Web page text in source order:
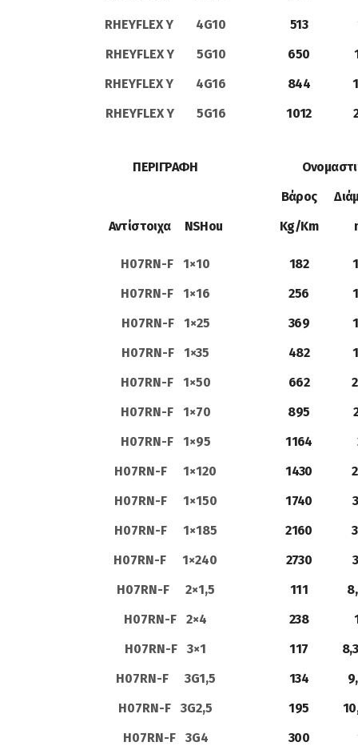
RHEYFLEX Y 4G10
513
RHEYFLEX Y 5G10
650
RHEYFLEX Y 4G16
844
RHEYFLEX Y 5G16
1012
ΠΕΡΙΓΡΑΦΗ
Βάρος
Αντίστοιχα NSHou
Kg/Km
H07RN-F 1×10 182
H07RN-F 1×16
256
H07RN-F 1×25
369
H07RN-F 1×35
482
H07RN-F 1×50
662
H07RN-F 1×70
895
H07RN-F 1×95
1164
H07RN-F 1×120
1430
H07RN-F 1×150
1740
H07RN-F 1×185
2160
H07RN-F 1×240
2730
H07RN-F 2×1,5
111
H07RN-F 2×4
238
H07RN-F 3×1
117
H07RN-F 3G1,5
134
H07RN-F 3G2,5
195
H07RN-F 3G4
300